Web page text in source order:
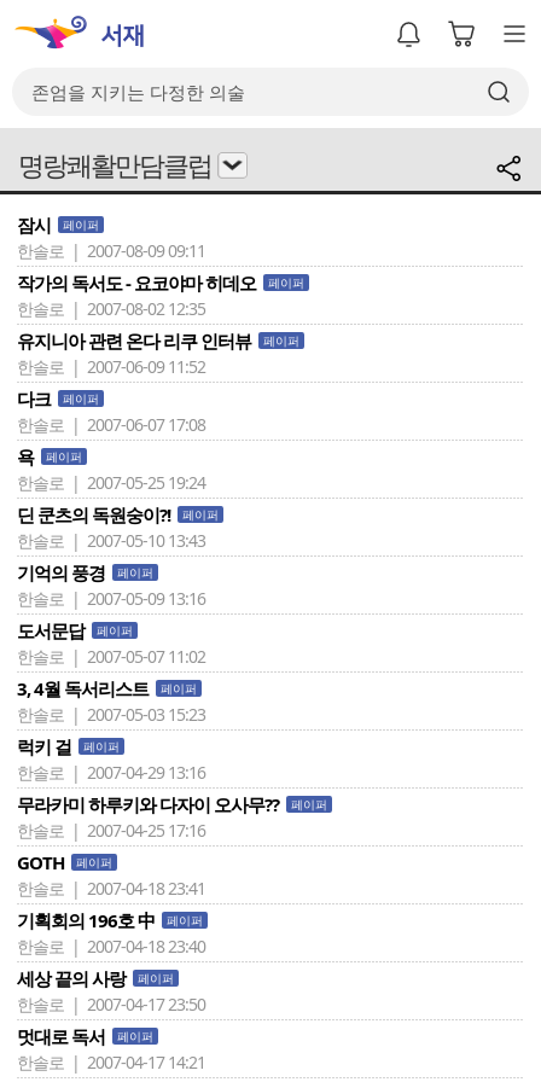
명랑쾌활만담클럽
잠시 페이퍼
한솔로 | 2007-08-09 09:11
작가의 독서도 - 요코야마 히데오 페이퍼
한솔로 | 2007-08-02 12:35
유지니아 관련 온다 리쿠 인터뷰 페이퍼
한솔로 | 2007-06-09 11:52
다크 페이퍼
한솔로 | 2007-06-07 17:08
욕 페이퍼
한솔로 | 2007-05-25 19:24
딘 쿤츠의 독원숭이?! 페이퍼
한솔로 | 2007-05-10 13:43
기억의 풍경 페이퍼
한솔로 | 2007-05-09 13:16
도서문답 페이퍼
한솔로 | 2007-05-07 11:02
3, 4월 독서리스트 페이퍼
한솔로 | 2007-05-03 15:23
럭키 걸 페이퍼
한솔로 | 2007-04-29 13:16
무라카미 하루키와 다자이 오사무?? 페이퍼
한솔로 | 2007-04-25 17:16
GOTH 페이퍼
한솔로 | 2007-04-18 23:41
기획회의 196호 中 페이퍼
한솔로 | 2007-04-18 23:40
세상 끝의 사랑 페이퍼
한솔로 | 2007-04-17 23:50
멋대로 독서 페이퍼
한솔로 | 2007-04-17 14:21